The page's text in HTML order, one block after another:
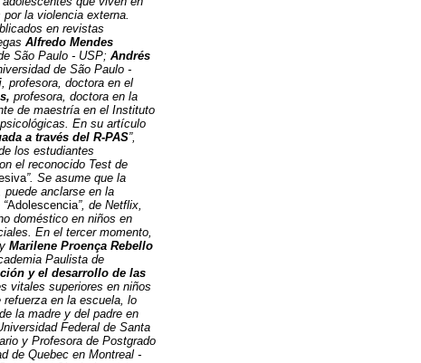
la violencia externa.
en revistas
Alfredo Mendes
São Paulo - USP; Andrés
de São Paulo -
, profesora, doctora en el
profesora, doctora en la
de maestría en el Instituto
En su artículo
a través del R-PAS”,
los estudiantes
el reconocido Test de
”. Se asume que la
anclarse en la
Adolescencia”, de Netflix,
doméstico en niños en
En el tercer momento,
Marilene Proença Rebello
Paulista de
y el desarrollo de las
vitales superiores en niños
en la escuela, lo
la madre y del padre en
Federal de Santa
y Profesora de Postgrado
de Quebec en Montreal -